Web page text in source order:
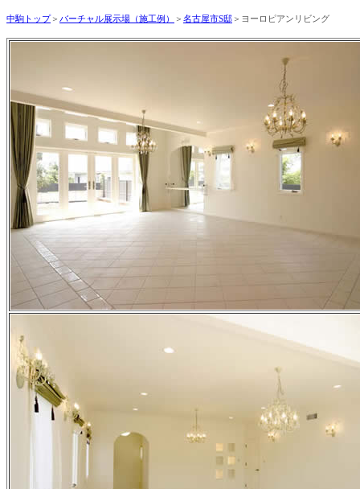
中駒トップ＞ バーチャル展示場（施工例） ＞ 名古屋市S邸 ＞ヨーロピアンリビング